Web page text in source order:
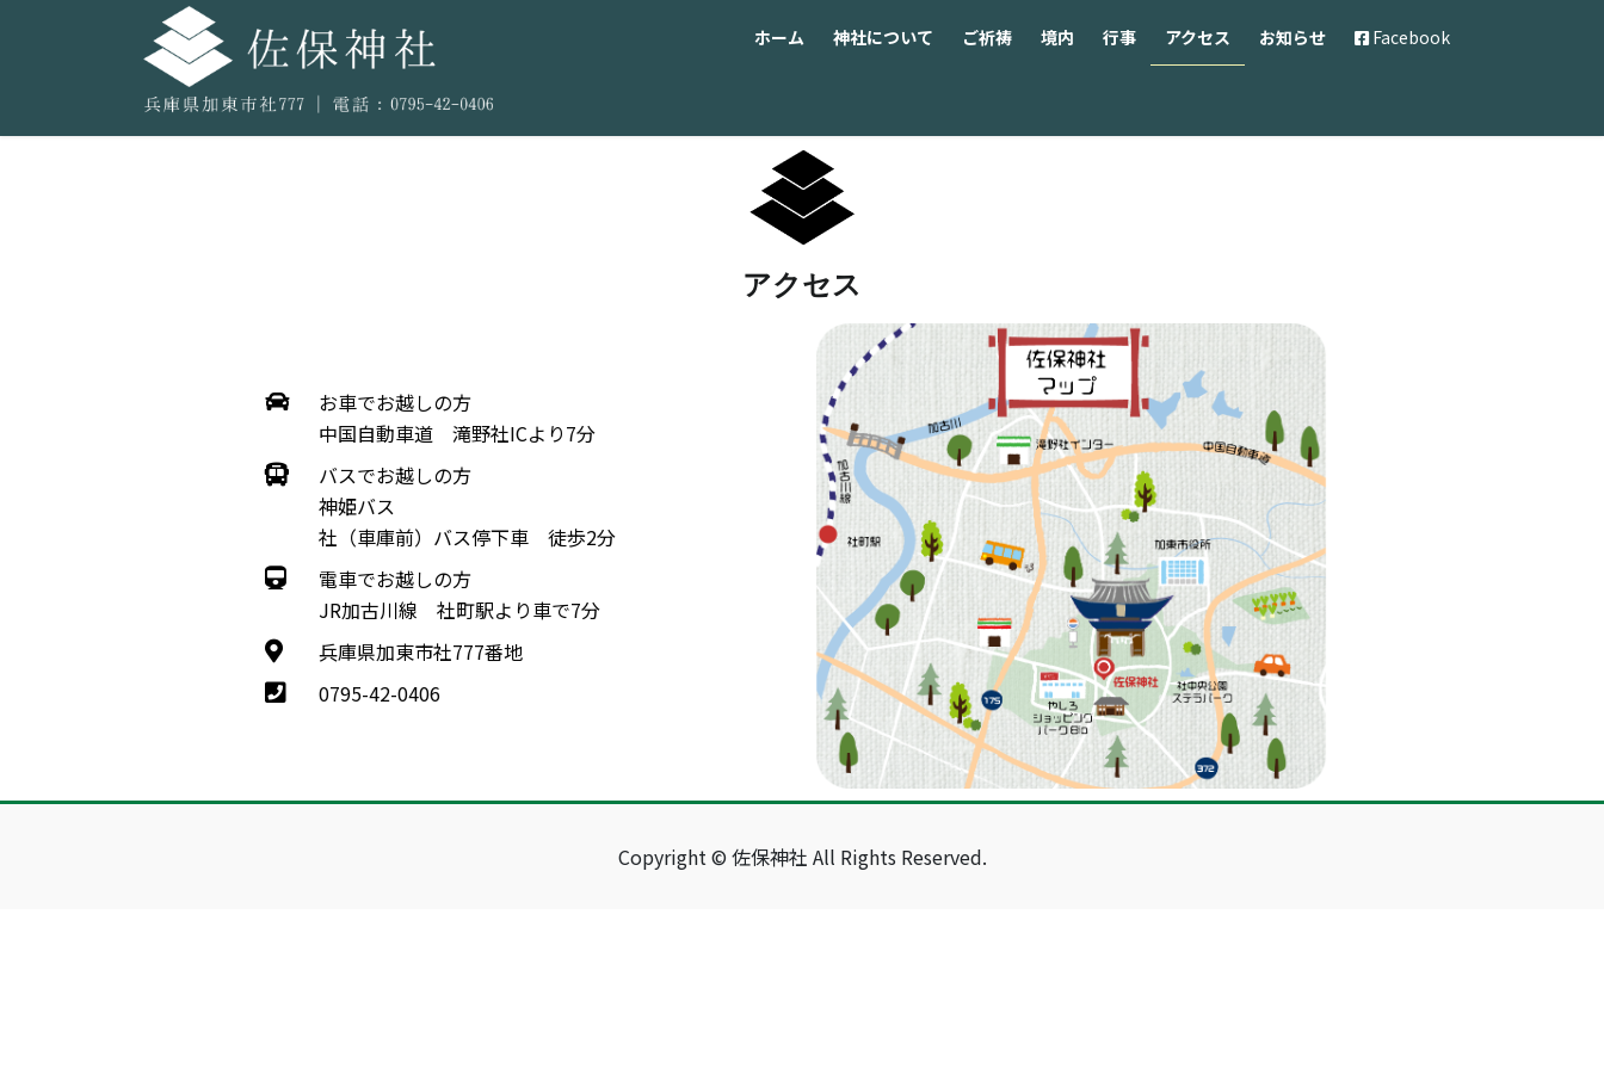
ホーム 神社について ご祈祷 境内 行事 アクセス お知らせ Facebook
アクセス
お車でお越しの方
中国自動車道 滝野社ICより7分
バスでお越しの方
神姫バス
社（車庫前）バス停下車 徒歩2分
電車でお越しの方
JR加古川線 社町駅より車で7分
兵庫県加東市社777番地
0795-42-0406
Copyright © 佐保神社 All Rights Reserved.